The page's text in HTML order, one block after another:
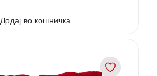
Додај во кошничка